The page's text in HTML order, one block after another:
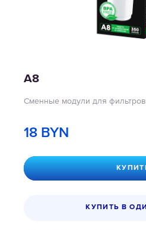
А8
Сменные модули для
18 BYN
КУПИТЬ В